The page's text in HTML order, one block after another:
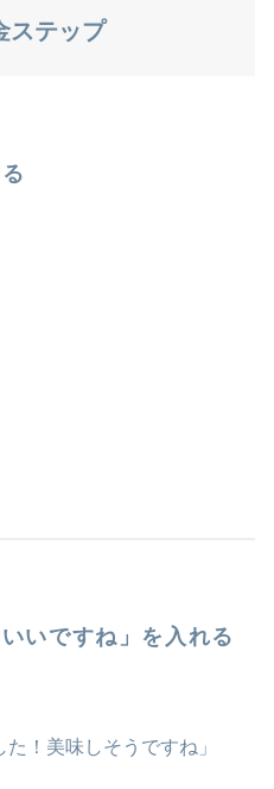
ステップ
いですね」を入れる
！美味しそうですね」